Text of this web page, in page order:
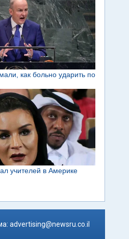
advertising@newsru.co.il